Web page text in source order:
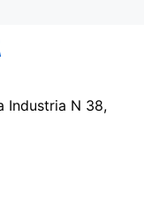
Industria N 38,